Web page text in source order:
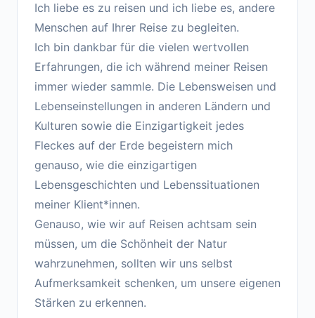
Ich liebe es zu reisen und ich liebe es, andere
Menschen auf Ihrer Reise zu begleiten.
Ich bin dankbar für die vielen wertvollen
Erfahrungen, die ich während meiner Reisen
immer wieder sammle. Die Lebensweisen und
Lebenseinstellungen in anderen Ländern und
Kulturen sowie die Einzigartigkeit jedes
Fleckes auf der Erde begeistern mich
genauso, wie die einzigartigen
Lebensgeschichten und Lebenssituationen
meiner Klient*innen.
Genauso, wie wir auf Reisen achtsam sein
müssen, um die Schönheit der Natur
wahrzunehmen, sollten wir uns selbst
Aufmerksamkeit schenken, um unsere eigenen
Stärken zu erkennen.